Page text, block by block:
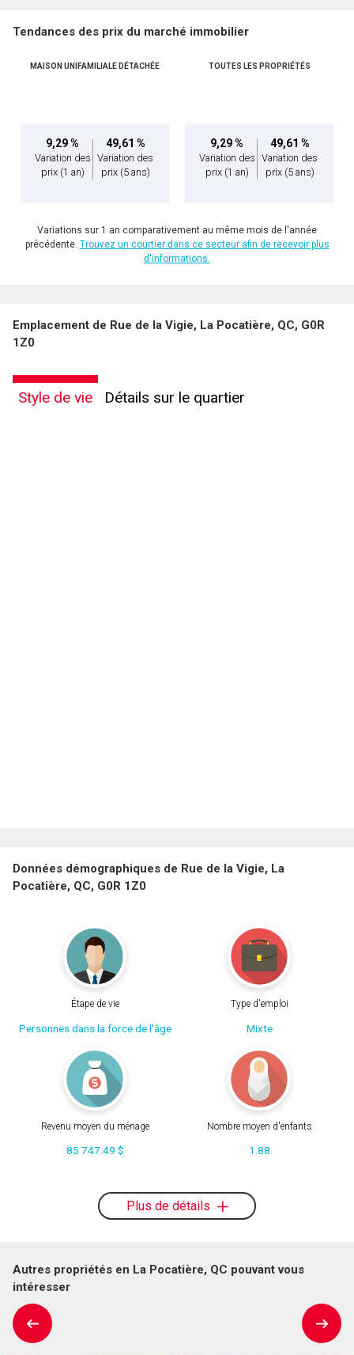
Téléphone
vous nous fournissez l'autorisation écrite de communiquer avec vous.
Tendances des prix du marché immobilier
MAISON UNIFAMILIALE DÉTACHÉE
9,29 %
Variation des
prix (1 an)
49,61 %
Variation des
prix (5 ans)
TOUTES LES PROPRIÉTÉS
9,29 %
Variation des
prix (1 an)
49,61 %
Variation des
prix (5 ans)
Variations sur 1 an comparativement au même mois de l'année
précédente. Trouvez un courtier dans ce secteur afin de recevoir plus
d'informations.
Emplacement de Rue de la Vigie, La Pocatière, QC, G0R
1Z0
Style de vie Détails sur le quartier
Données démographiques de Rue de la Vigie, La
Pocatière, QC, G0R 1Z0
Étape de vie
Personnes dans la force de l'âge
Type d'emploi
Mixte
Revenu moyen du ménage
85 747.49 $
Nombre moyen d'enfants
1.88
Plus de détails
Autres propriétés en La Pocatière, QC pouvant vous
intéresser